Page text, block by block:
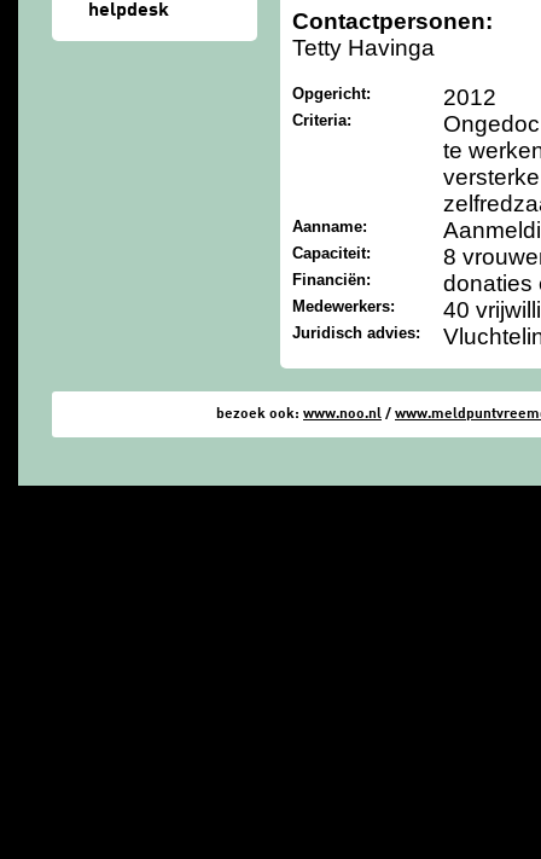
helpdesk
Contactpersonen:
Tetty Havinga
Opgericht: 2012
Criteria:
te
Aanname:
Capaciteit: 8
Financiën: donaties
Medewerkers: 40
Juridisch advies:
bezoek ook: www.noo.nl /